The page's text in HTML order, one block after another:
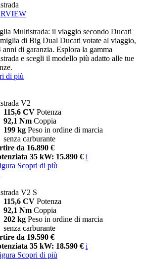
Multistrada: il viaggio secondo Ducati
di Big Dual Ducati votate al viaggio,
anni di garanzia. Esplora la gamma
e scegli il modello più adatto alle tue
di più
V2
115,6 CV Potenza
92,1 Nm Coppia
199 kg Peso in ordine di marcia
senza carburante
da 16.890 €
35 kW: 15.890 € i
Scopri di più
V2 S
115,6 CV Potenza
92,1 Nm Coppia
202 kg Peso in ordine di marcia
senza carburante
da 19.590 €
35 kW: 18.590 € i
Scopri di più